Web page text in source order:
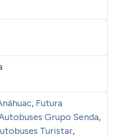
, Futura
Grupo Senda,
Turistar,